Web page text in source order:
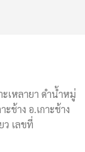
ะเหลายา ดำน้ำหมู่
ช้าง อ.เกาะช้าง
ว เลขที่